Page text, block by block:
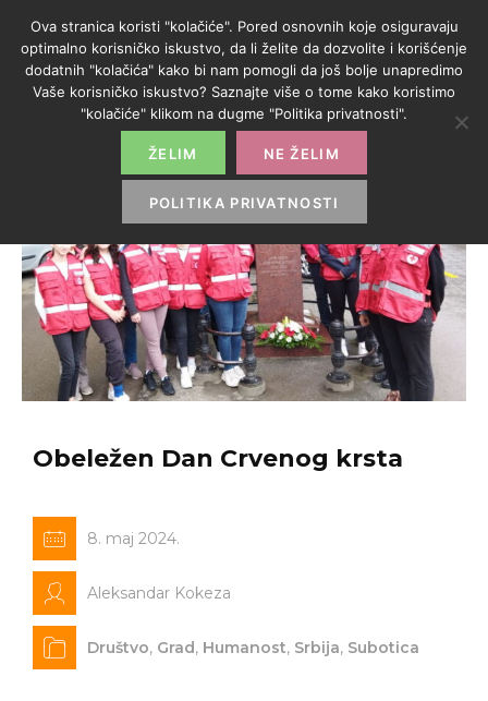
Obeležen Dan Crvenog krsta
8. maj 2024.
Aleksandar Kokeza
Društvo, Grad, Humanost, Srbija, Subotica
Ova stranica koristi "kolačiće". Pored osnovnih koje osiguravaju
optimalno korisničko iskustvo, da li želite da dozvolite i korišćenje
dodatnih "kolačića" kako bi nam pomogli da još bolje unapredimo
Vaše korisničko iskustvo? Saznajte više o tome kako koristimo
"kolačiće" klikom na dugme "Politika privatnosti".
ŽELIM NE ŽELIM
POLITIKA PRIVATNOSTI